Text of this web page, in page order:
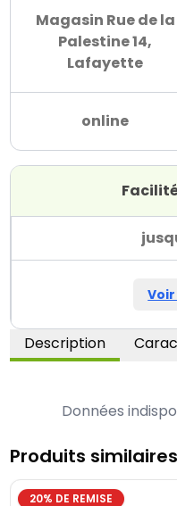
Magasin Rue de la
Palestine 14,
Lafayette
online
Description
Données
Produits similaires
20% DE REMISE